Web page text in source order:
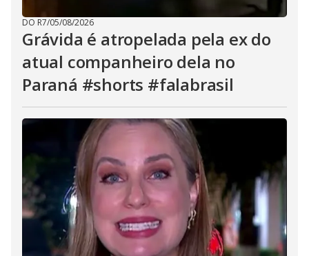
DO R7/05/08/2026
Grávida é atropelada pela ex do
atual companheiro dela no
Paraná #shorts #falabrasil